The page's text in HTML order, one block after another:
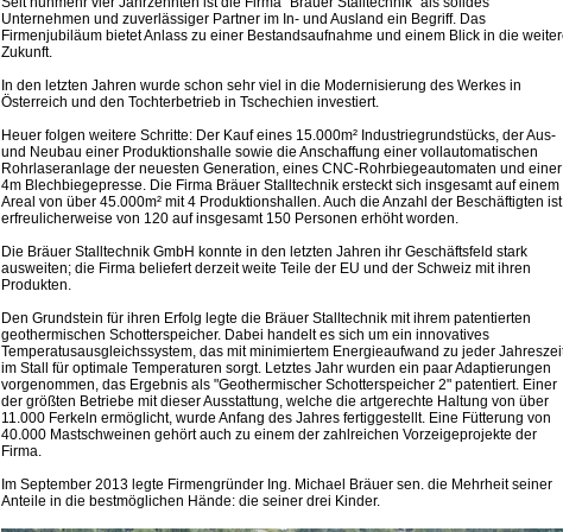
Unternehmen und zuverlässiger Partner im In- und Ausland ein Begriff. Das
Firmenjubiläum bietet Anlass zu einer Bestandsaufnahme und einem Blick in die
Zukunft.
In den letzten Jahren wurde schon sehr viel in die Modernisierung des Werkes in
Österreich und den Tochterbetrieb in Tschechien investiert.
Heuer folgen weitere Schritte: Der Kauf eines 15.000m² Industriegrundstücks, der Aus-
und Neubau einer Produktionshalle sowie die Anschaffung einer vollautomatischen
Rohrlaseranlage der neuesten Generation, eines CNC-Rohrbiegeautomaten und einer
4m Blechbiegepresse. Die Firma Bräuer Stalltechnik ersteckt sich insgesamt auf einem
Areal von über 45.000m² mit 4 Produktionshallen. Auch die Anzahl der Beschäftigten ist
erfreulicherweise von 120 auf insgesamt 150 Personen erhöht worden.
Die Bräuer Stalltechnik GmbH konnte in den letzten Jahren ihr Geschäftsfeld stark
ausweiten; die Firma beliefert derzeit weite Teile der EU und der Schweiz mit ihren
Produkten.
Den Grundstein für ihren Erfolg legte die Bräuer Stalltechnik mit ihrem patentierten
geothermischen Schotterspeicher. Dabei handelt es sich um ein innovatives
Temperatusausgleichssystem, das mit minimiertem Energieaufwand zu jeder
im Stall für optimale Temperaturen sorgt. Letztes Jahr wurden ein paar Adaptierungen
vorgenommen, das Ergebnis als "Geothermischer Schotterspeicher 2" patentiert. Einer
der größten Betriebe mit dieser Ausstattung, welche die artgerechte Haltung von über
11.000 Ferkeln ermöglicht, wurde Anfang des Jahres fertiggestellt. Eine Fütterung von
40.000 Mastschweinen gehört auch zu einem der zahlreichen Vorzeigeprojekte der
Firma.
Im September 2013 legte Firmengründer Ing. Michael Bräuer sen. die Mehrheit seiner
Anteile in die bestmöglichen Hände: die seiner drei Kinder.